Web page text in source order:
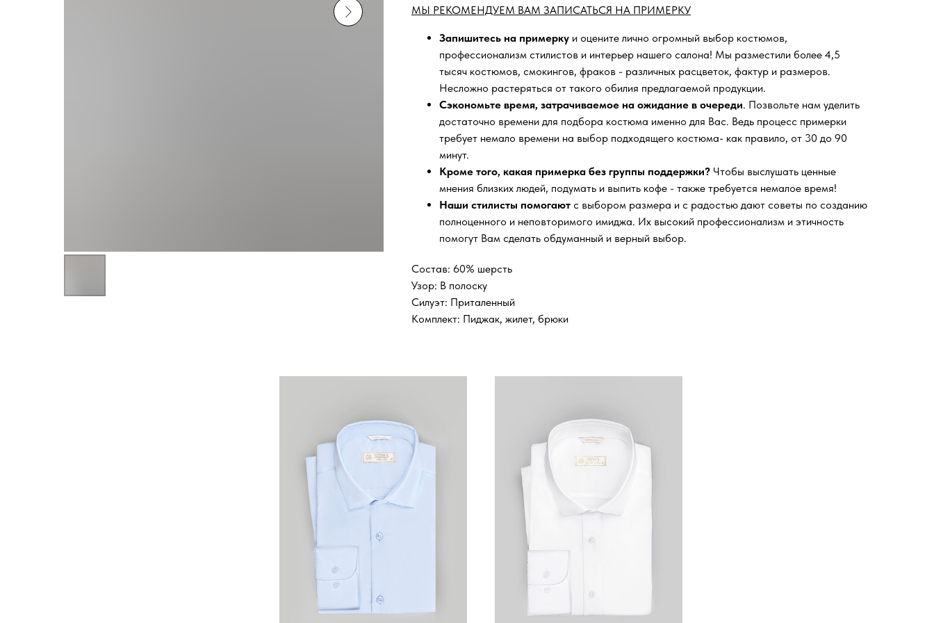
МЫ РЕКОМЕНДУЕМ ВАМ ЗАПИСАТЬСЯ НА ПРИМЕРКУ
Запишитесь на примерку и оцените лично огромный выбор костюмов,
профессионализм стилистов и интерьер нашего салона! Мы разместили более 4,5
тысяч костюмов, смокингов, фраков - различных расцветок, фактур и размеров.
Несложно растеряться от такого обилия предлагаемой продукции.
Сэкономьте время, затрачиваемое на ожидание в очереди. Позвольте нам уделить
достаточно времени для подбора костюма именно для Вас. Ведь процесс примерки
требует немало времени на выбор подходящего костюма- как правило, от 30 до 90
минут.
Кроме того, какая примерка без группы поддержки? Чтобы выслушать ценные
мнения близких людей, подумать и выпить кофе - также требуется немалое время!
Наши стилисты помогают с выбором размера и с радостью дают советы по созданию
полноценного и неповторимого имиджа. Их высокий профессионализм и этичность
помогут Вам сделать обдуманный и верный выбор.
Состав: 60% шерсть
Узор: В полоску
Силуэт: Приталенный
Комплект: Пиджак, жилет, брюки